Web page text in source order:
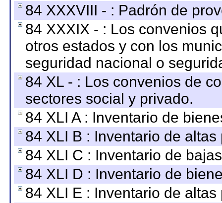
84 XXXVIII - : Padrón de
84 XXXIX - : Los convenios
otros estados y con los
seguridad nacional o
84 XL - : Los convenios de
sectores social y privado.
84 XLI A : Inventario de
84 XLI B : Inventario de
84 XLI C : Inventario de
84 XLI D : Inventario de
84 XLI E : Inventario de